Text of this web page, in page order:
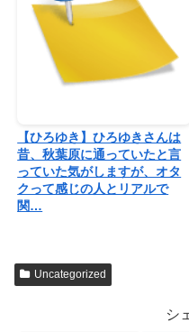
【ひろゆき】ひろゆきさんは
昔、秋葉原に通っていたと言
っていた気がしますが、オタ
クって感じの人とリアルで
関…
Uncategorized
シ